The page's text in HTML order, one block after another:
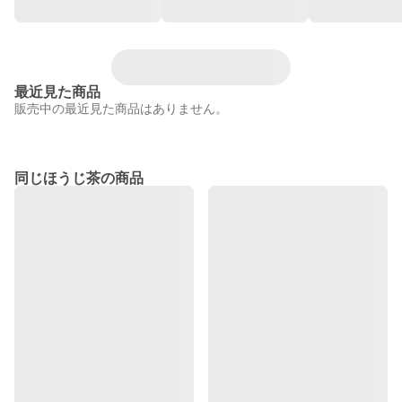
最近見た商品
販売中の最近見た商品はありません。
同じほうじ茶の商品